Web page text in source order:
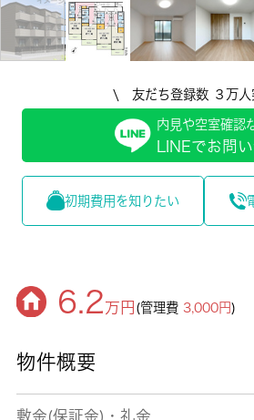
\ 友だち登録数 ３万
内見や空室確認
LINEでお問
初期費用を知りたい
6.2万円 (管理費3,000円)
物件概要
敷金(保証金)・礼金